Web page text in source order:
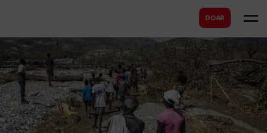
DOAR
a
r
c
a
r